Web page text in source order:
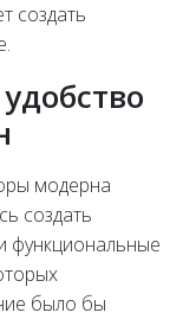
создать
модерна
создать
функциональные
было бы